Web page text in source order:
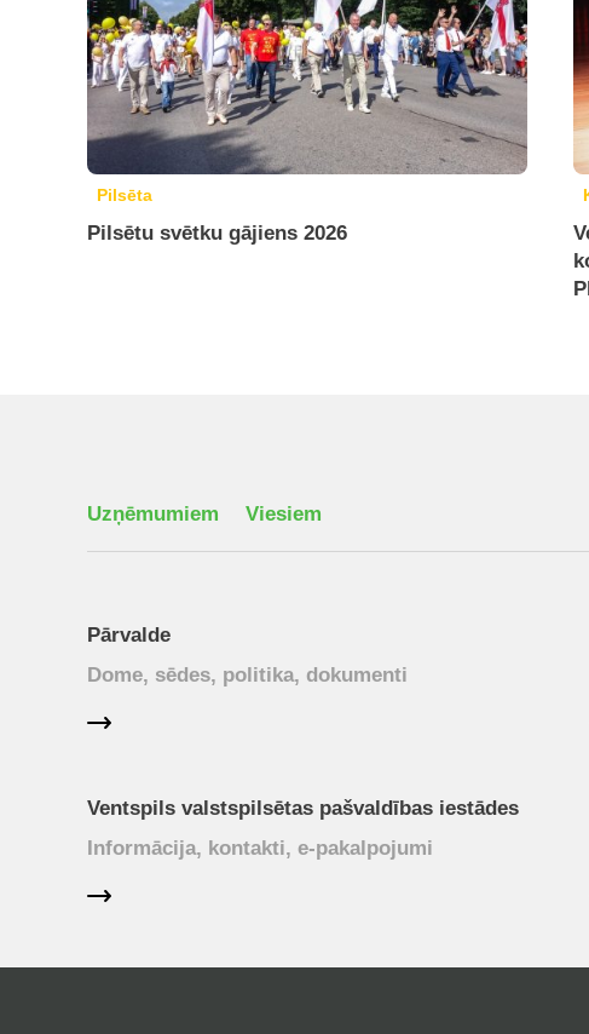
Pilsēta
Pilsētu svētku gājiens 2026
Uzņēmumiem Viesiem
Pārvalde
Dome, sēdes, politika, dokumenti
Ventspils valstspilsētas pašvaldības iestādes
Informācija, kontakti, e-pakalpojumi